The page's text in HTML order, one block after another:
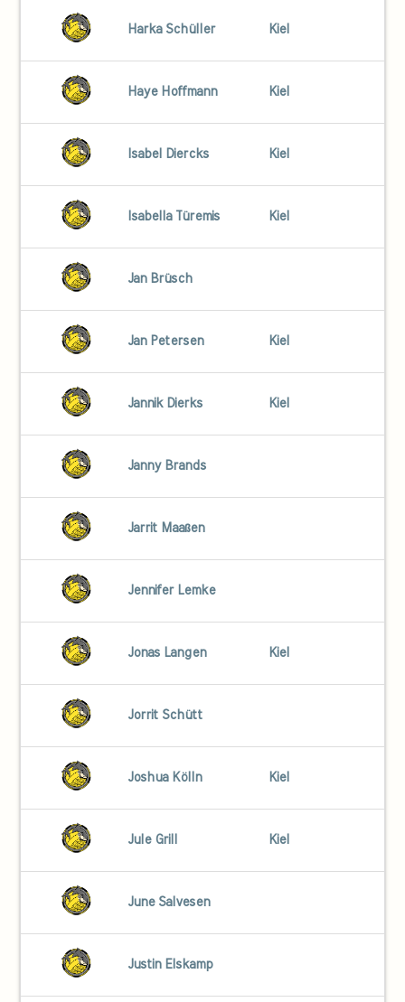
Harka Schüller Kiel
Haye Hoffmann Kiel
Isabel Diercks Kiel
Isabella Türemis Kiel
Jan Brüsch
Jan Petersen Kiel
Jannik Dierks Kiel
Janny Brands
Jarrit Maaßen
Jennifer Lemke
Jonas Langen Kiel
Jorrit Schütt
Joshua Kölln Kiel
Jule Grill Kiel
June Salvesen
Justin Elskamp